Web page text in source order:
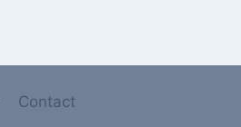
Contact